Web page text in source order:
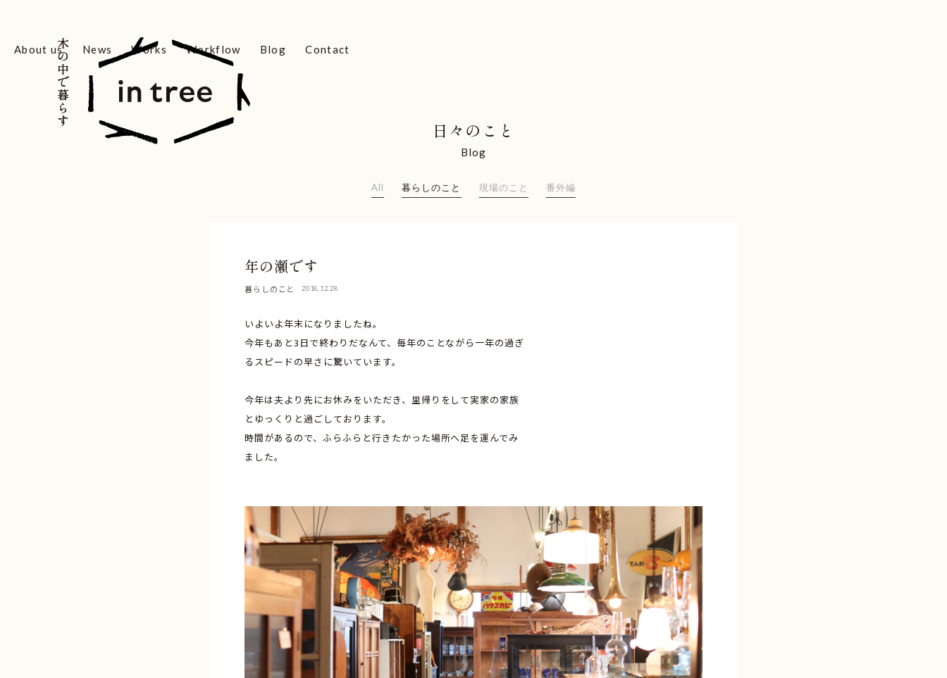
木の中で暮らす
木の中で暮らす
About us News Works Workflow Blog Contact
日々のこと
Blog
All 暮らしのこと 現場のこと 番外編
年の瀬です
暮らしのこと 2018.12.28
いよいよ年末になりましたね。
今年もあと3日で終わりだなんて、毎年のことながら一年の過ぎ
るスピードの早さに驚いています。
今年は夫より先にお休みをいただき、里帰りをして実家の家族
とゆっくりと過ごしております。
時間があるので、ふらふらと行きたかった場所へ足を運んでみ
ました。